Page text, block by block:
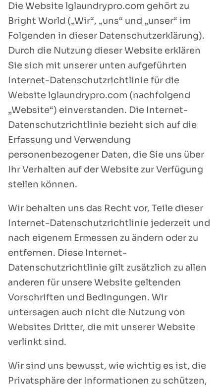
Die Website lglaundrypro.com gehört zu
Bright World („Wir“, „uns“ und „unser“ im
Folgenden in dieser Datenschutzerklärung).
Durch die Nutzung dieser Website erklären
Sie sich mit unserer unten aufgeführten
Internet-Datenschutzrichtlinie für die
Website lglaundrypro.com (nachfolgend
„Website“) einverstanden. Die Internet-
Datenschutzrichtlinie bezieht sich auf die
Erfassung und Verwendung
personenbezogener Daten, die Sie uns über
Ihr Verhalten auf der Website zur Verfügung
stellen können.
Wir behalten uns das Recht vor, Teile dieser
Internet-Datenschutzrichtlinie jederzeit und
nach eigenem Ermessen zu ändern oder zu
entfernen. Diese Internet-
Datenschutzrichtlinie gilt zusätzlich zu allen
anderen für unsere Website geltenden
Vorschriften und Bedingungen. Wir
untersagen auch nicht die Nutzung von
Websites Dritter, die mit unserer Website
verlinkt sind.
Wir sind uns bewusst, wie wichtig es ist, die
Privatsphäre der Informationen zu schützen,